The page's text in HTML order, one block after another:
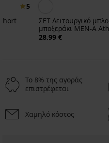
5
ΣΕΤ Λειτουργικό
μποξεράκι MEN-A
28,99 €
-20%
Το 8% της αγοράς
επιστρέφεται
Χαμηλό κόστος